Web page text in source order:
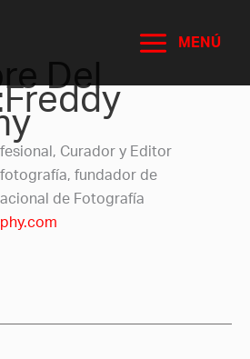
MENÚ
Del
Curador y Editor
fundador de
de Fotografía